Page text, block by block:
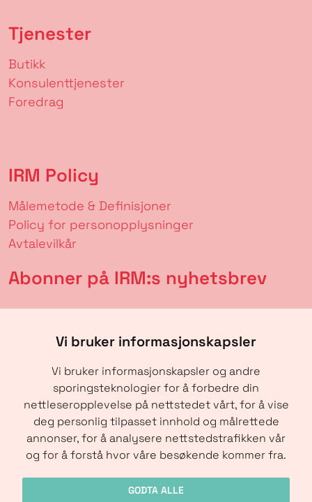
Vi bruker informasjonskapsler
Vi bruker informasjonskapsler og andre
sporingsteknologier for å forbedre din
nettleseropplevelse på nettstedet vårt, for å vise
deg personlig tilpasset innhold og målrettede
annonser, for å analysere nettstedstrafikken vår
og for å forstå hvor våre besøkende kommer fra.
GODTA ALLE
Tjenester
Butikk
Konsulenttjenester
Foredrag
IRM Policy
Målemetode & Definisjoner
Policy for personopplysninger
Avtalevilkår
Abonner på IRM:s nyhetsbrev
SENDE